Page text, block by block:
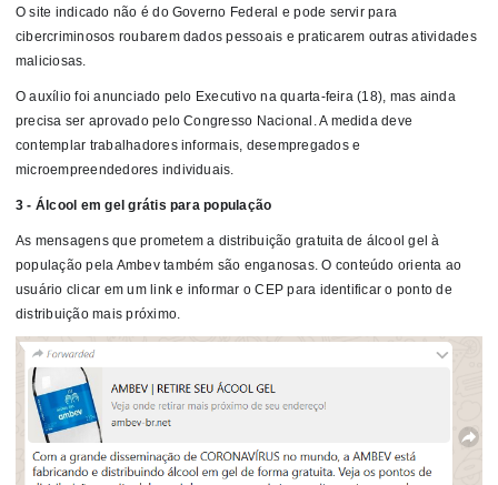
O site indicado não é do Governo Federal e pode servir para
cibercriminosos roubarem dados pessoais e praticarem outras atividades
maliciosas.
O auxílio foi anunciado pelo Executivo na quarta-feira (18), mas ainda
precisa ser aprovado pelo Congresso Nacional. A medida deve
contemplar trabalhadores informais, desempregados e
microempreendedores individuais.
3 - Álcool em gel grátis para população
As mensagens que prometem a distribuição gratuita de álcool gel à
população pela Ambev também são enganosas. O conteúdo orienta ao
usuário clicar em um link e informar o CEP para identificar o ponto de
distribuição mais próximo.